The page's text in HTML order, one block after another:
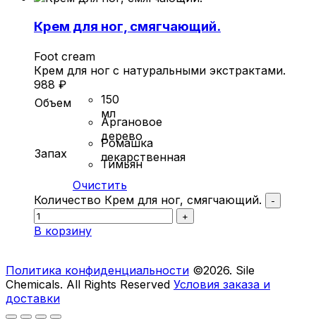
Крем для ног, смягчающий.
Foot cream
Крем для ног с натуральными экстрактами.
988 ₽
Объем
150
мл
Запах
Аргановое
дерево
Ромашка
лекарственная
Тимьян
Очистить
Количество Крем для ног, смягчающий.
-
+
В корзину
Политика конфиденциальности ©2026. Sile
Chemicals. All Rights Reserved Условия заказа и
доставки